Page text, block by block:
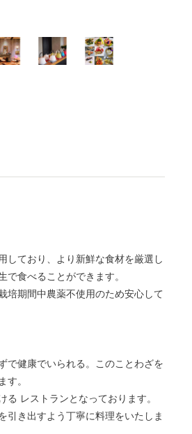
しており、より新鮮な食材を厳選し
で食べることができます。
培期間中農薬不使用のため安心して
で健康でいられる。このことわざを
す。
レストランとなっております。
引き出すよう丁寧に料理をいたしま